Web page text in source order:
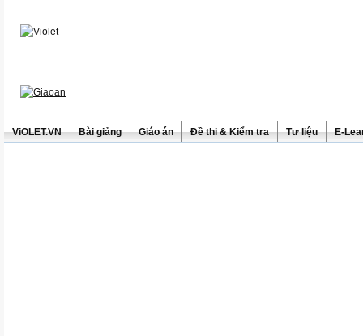
ViOLET.VN Bài giảng Giáo án Đề thi & Kiểm tra Tư liệu E-